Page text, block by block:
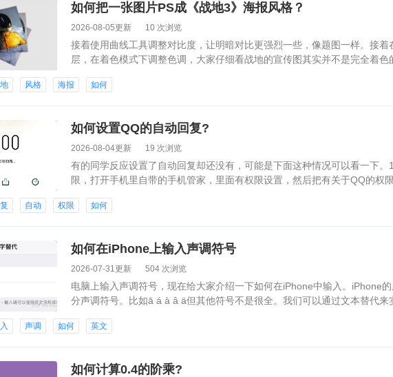
如何把一张图片PS成《战地3》海报风格？
2026-08-05更新 10 次浏览
接着使用曲线工具调整对比度，让明暗对比更强烈一些，像题图一样。接着
层，在着色模式下调整色调，大家仔细看战地的宣传图其实并不是完全着色
风格 海报 如何
如何设置QQ的自动回复?
2026-08-04更新 19 次浏览
有的同学反应设置了自动回复却还没有，可能是下面这种情况可以看一下
限，打开手机里自带的手机管家，里面有权限设置，然后把有关于QQ的权
看。
自动 权限 如何
如何在iPhone上输入声调符号
2026-07-31更新 504 次浏览
电脑上输入声调符号，现在给大家介绍一下如何在iPhone中输入。iPhone
分声调符号。比如ā á à â ä但其他符号不是很全。我们可以通过文本替代来
声调 如何 英文
如何计算0.4的阶乘?